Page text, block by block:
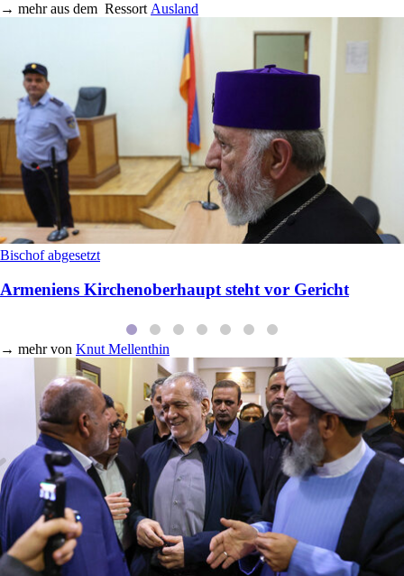
→ mehr aus dem Ressort Ausland
Bischof abgesetzt
Armeniens Kirchenoberhaupt steht vor Gericht
→ mehr von Knut Mellenthin